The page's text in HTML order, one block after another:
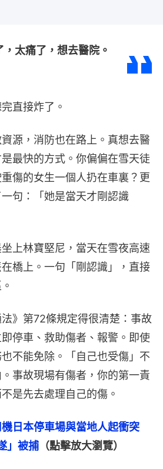
太痛了，想去醫院。
直接炸了。
源，消防也在路上。真想去醫
最快的方式。你偏偏在雪天徒
傷的女生一個人扔在車裏？更
句：「她是當天才剛認識
上林寶堅尼，當天在雪夜高速
橋上。一句「剛認識」，直接
》第72條規定得很清楚：事故
停車、救助傷者、報警。即使
不能免除。「自己也受傷」不
事故現場有傷者，你的第一責
是先去處理自己的傷。
機日本停車場與當地人起衝突
」被捕 （點擊放大瀏覽）